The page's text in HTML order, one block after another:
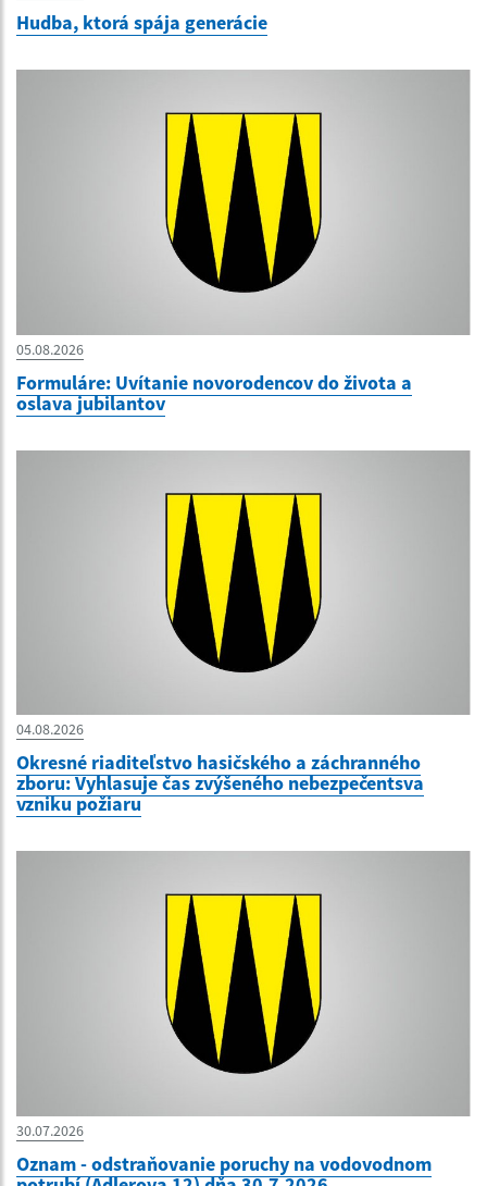
Hudba, ktorá spája generácie
05.08.2026
Formuláre: Uvítanie novorodencov do života a
oslava jubilantov
04.08.2026
Okresné riaditeľstvo hasičského a záchranného
zboru: Vyhlasuje čas zvýšeného nebezpečentsva
vzniku požiaru
30.07.2026
Oznam - odstraňovanie poruchy na vodovodnom